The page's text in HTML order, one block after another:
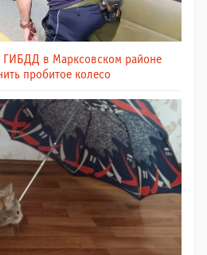
ГИБДД в Марксовском районе
пробитое колесо